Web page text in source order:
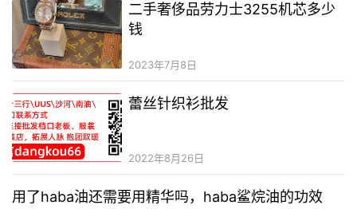
二手奢侈品劳力士3255机芯多少
钱
2023年7月8日
蕾丝针织衫批发
2022年8月26日
用了haba油还需要用精华吗，​haba鲨烷油的功效